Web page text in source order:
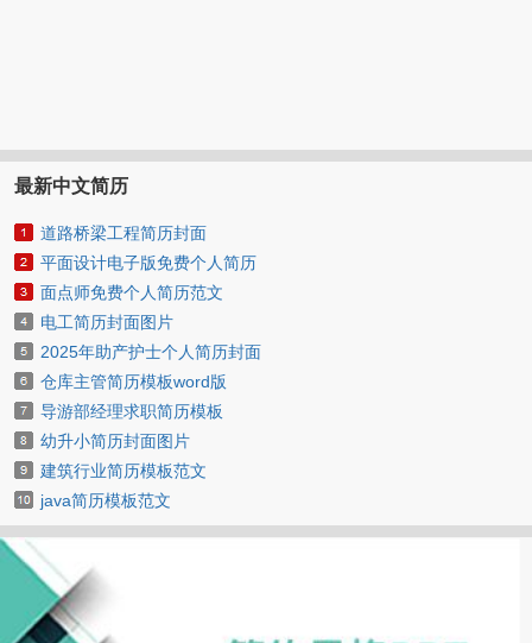
最新中文简历
道路桥梁工程简历封面
平面设计电子版免费个人简历
面点师免费个人简历范文
电工简历封面图片
2025年助产护士个人简历封面
仓库主管简历模板word版
导游部经理求职简历模板
幼升小简历封面图片
建筑行业简历模板范文
java简历模板范文